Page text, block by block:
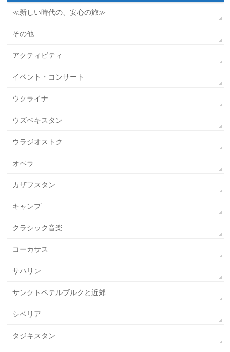
≪新しい時代の、安心の旅≫
その他
アクティビティ
イベント・コンサート
ウクライナ
ウズベキスタン
ウラジオストク
オペラ
カザフスタン
キャンプ
クラシック音楽
コーカサス
サハリン
サンクトペテルブルクと近郊
シベリア
タジキスタン